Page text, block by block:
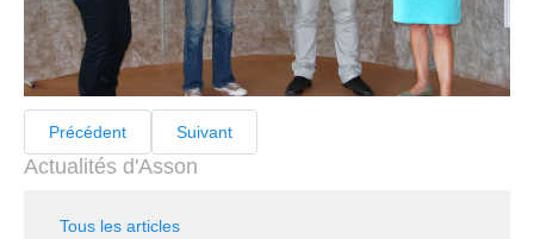
Précédent Suivant
Actualités d'Asson
Tous les articles